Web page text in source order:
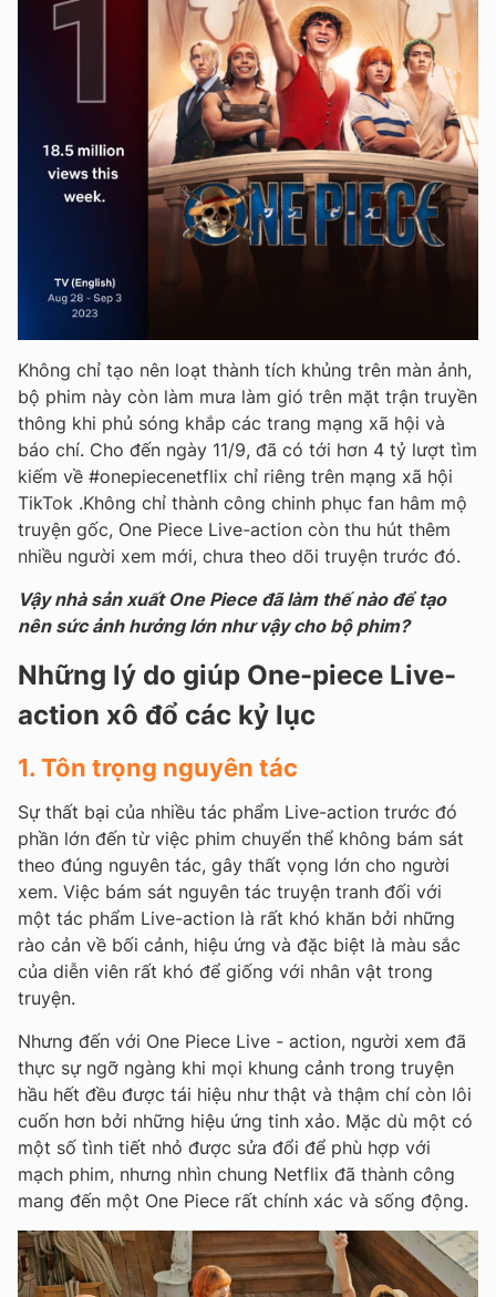
Không chỉ tạo nên loạt thành tích khủng trên màn ảnh,
bộ phim này còn làm mưa làm gió trên mặt trận truyền
thông khi phủ sóng khắp các trang mạng xã hội và
báo chí. Cho đến ngày 11/9, đã có tới hơn 4 tỷ lượt tìm
kiếm về #onepiecenetflix chỉ riêng trên mạng xã hội
TikTok .Không chỉ thành công chinh phục fan hâm mộ
truyện gốc, One Piece Live-action còn thu hút thêm
nhiều người xem mới, chưa theo dõi truyện trước đó.
Vậy nhà sản xuất One Piece đã làm thế nào để tạo
nên sức ảnh hưởng lớn như vậy cho bộ phim?
Những lý do giúp One-piece Live-
action xô đổ các kỷ lục
1. Tôn trọng nguyên tác
Sự thất bại của nhiều tác phẩm Live-action trước đó
phần lớn đến từ việc phim chuyển thể không bám sát
theo đúng nguyên tác, gây thất vọng lớn cho người
xem. Việc bám sát nguyên tác truyện tranh đối với
một tác phẩm Live-action là rất khó khăn bởi những
rào cản về bối cảnh, hiệu ứng và đặc biệt là màu sắc
của diễn viên rất khó để giống với nhân vật trong
truyện.
Nhưng đến với One Piece Live - action, người xem đã
thực sự ngỡ ngàng khi mọi khung cảnh trong truyện
hầu hết đều được tái hiệu như thật và thậm chí còn lôi
cuốn hơn bởi những hiệu ứng tinh xảo. Mặc dù một có
một số tình tiết nhỏ được sửa đổi để phù hợp với
mạch phim, nhưng nhìn chung Netflix đã thành công
mang đến một One Piece rất chính xác và sống động.